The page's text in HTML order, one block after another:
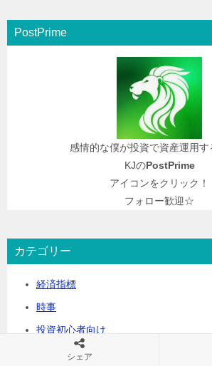
PostPrime
感情的な僕が投資で資産運用す
KJのPostPrime
アイコンをクリック！
フォロー歓迎☆
カテゴリー
経済指標
時事
投資初心者向け
CHANCE銘柄(PostPrimeプライム会員
シェア